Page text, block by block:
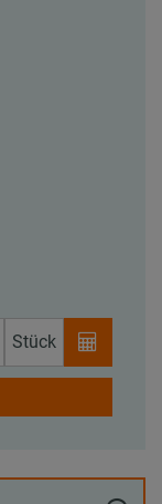
Stück